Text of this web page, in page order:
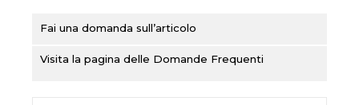
Fai una domanda sull’articolo
Visita la pagina delle Domande Frequenti